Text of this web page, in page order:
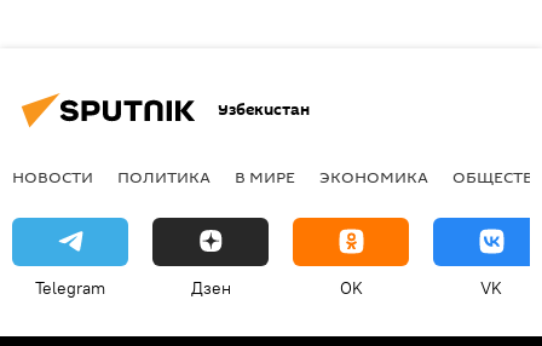
Узбекистан
НОВОСТИ ПОЛИТИКА В МИРЕ ЭКОНОМИКА
Telegram Дзен OK VK